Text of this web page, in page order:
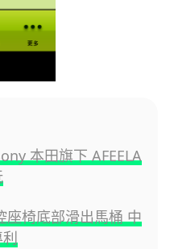
本田旗下 AFEELA
座椅底部滑出馬桶 中